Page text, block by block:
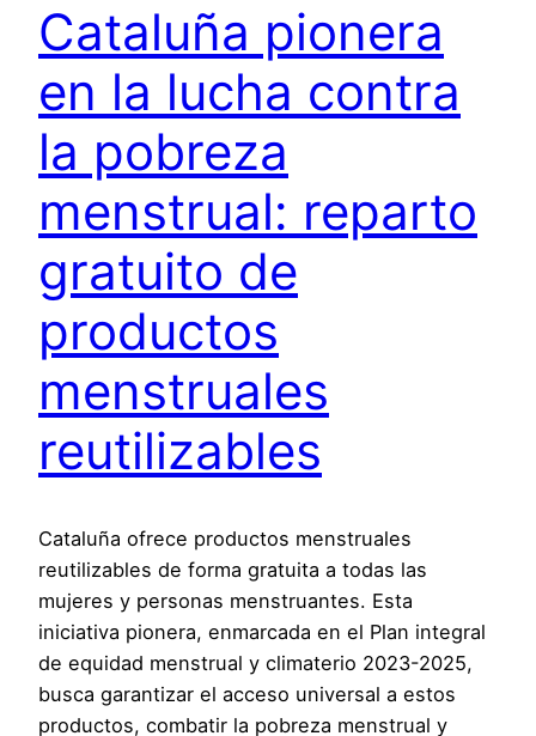
Cataluña pionera
en la lucha contra
la pobreza
menstrual: reparto
gratuito de
productos
menstruales
reutilizables
Cataluña ofrece productos menstruales
reutilizables de forma gratuita a todas las
mujeres y personas menstruantes. Esta
iniciativa pionera, enmarcada en el Plan integral
de equidad menstrual y climaterio 2023-2025,
busca garantizar el acceso universal a estos
productos, combatir la pobreza menstrual y